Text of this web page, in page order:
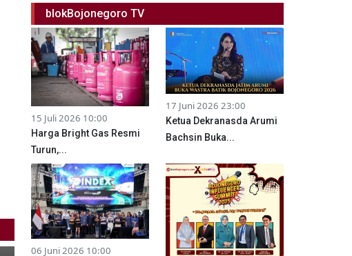
blokBojonegoro TV
15 Juli 2026 10:00
Harga Bright Gas Resmi
Turun,...
17 Juni 2026 23:00
Ketua Dekranasda Arumi
Bachsin Buka...
06 Juni 2026 10:00